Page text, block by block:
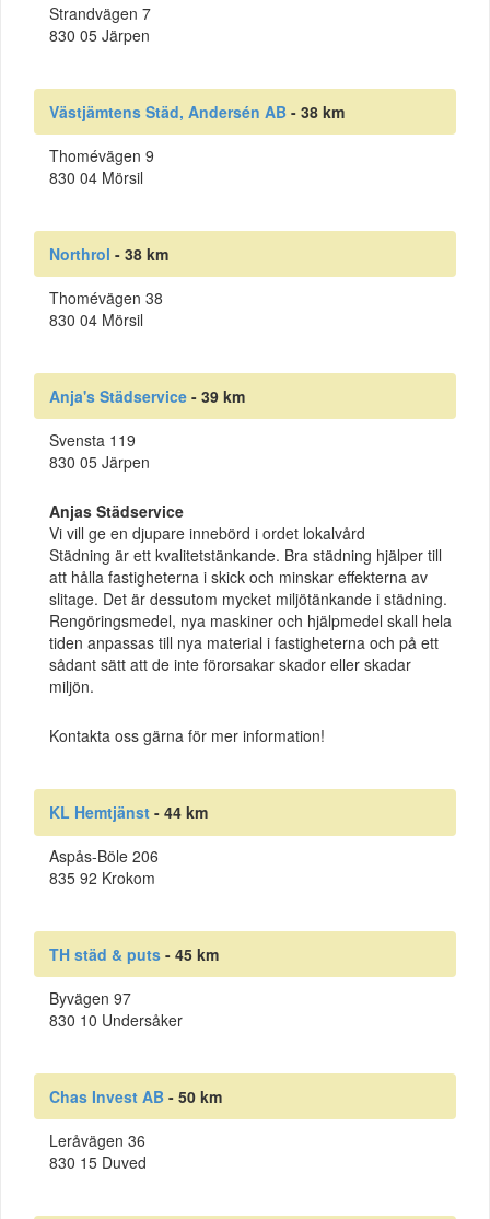
Strandvägen 7
830 05 Järpen
Västjämtens Städ, Andersén AB - 38 km
Thomévägen 9
830 04 Mörsil
Northrol - 38 km
Thomévägen 38
830 04 Mörsil
Anja's Städservice - 39 km
Svensta 119
830 05 Järpen
Anjas Städservice
Vi vill ge en djupare innebörd i ordet lokalvård
Städning är ett kvalitetstänkande. Bra städning hjälper till
att hålla fastigheterna i skick och minskar effekterna av
slitage. Det är dessutom mycket miljötänkande i städning.
Rengöringsmedel, nya maskiner och hjälpmedel skall hela
tiden anpassas till nya material i fastigheterna och på ett
sådant sätt att de inte förorsakar skador eller skadar
miljön.
Kontakta oss gärna för mer information!
KL Hemtjänst - 44 km
Aspås-Böle 206
835 92 Krokom
TH städ & puts - 45 km
Byvägen 97
830 10 Undersåker
Chas Invest AB - 50 km
Leråvägen 36
830 15 Duved